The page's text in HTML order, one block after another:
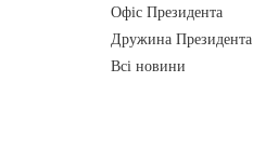
Офіс Президента
Дружина Президента
Всі новини